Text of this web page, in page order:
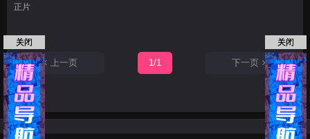
正片
上一页 1/1 下一页
关闭 关闭